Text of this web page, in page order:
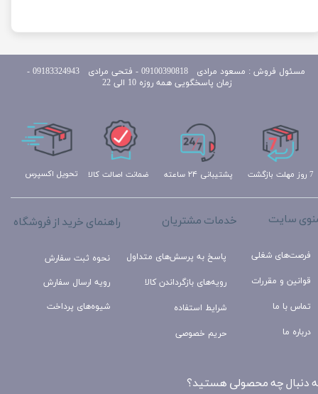
تحویل اکسپرس پشتیبانی ۲۴ ساعته 7 روز مهلت بازگشت ضمانت اصالت کالا
راهنمای خرید از فروشگاه
نحوه ثبت سفارش
رویه ارسال سفارش
شیوه‌های پرداخت
خدمات مشتریان
پاسخ به پرسش‌های متداول
رویه‌های بازگرداندن کالا
شرایط استفاده
حریم خصوصی
سایت
فرصت‌های شغلی
قوانین و مقررات
تماس با ما
درباره ما
دنبال چه محصولی هستید؟
مسئول
فروش : مسعود مرادی 09100390818​​​​​​​ ​​​​​​​- فتحی مرادی 09183324943 -
زمان پاسخگویی همه روزه 10 الی 22